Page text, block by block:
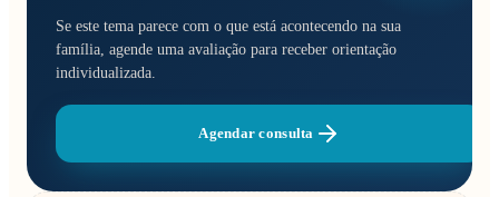
Se este tema parece com o que está acontecendo na sua
família, agende uma avaliação para receber orientação
individualizada.
Agendar consulta